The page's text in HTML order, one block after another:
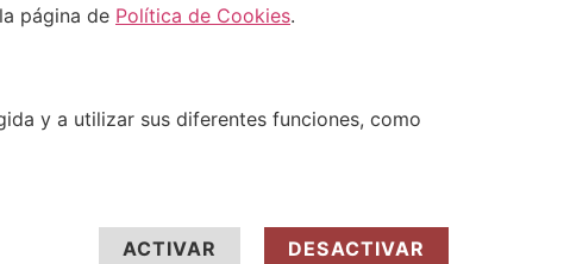
página de Política de Cookies.
y a utilizar sus diferentes funciones, como
ACTIVAR DESACTIVAR